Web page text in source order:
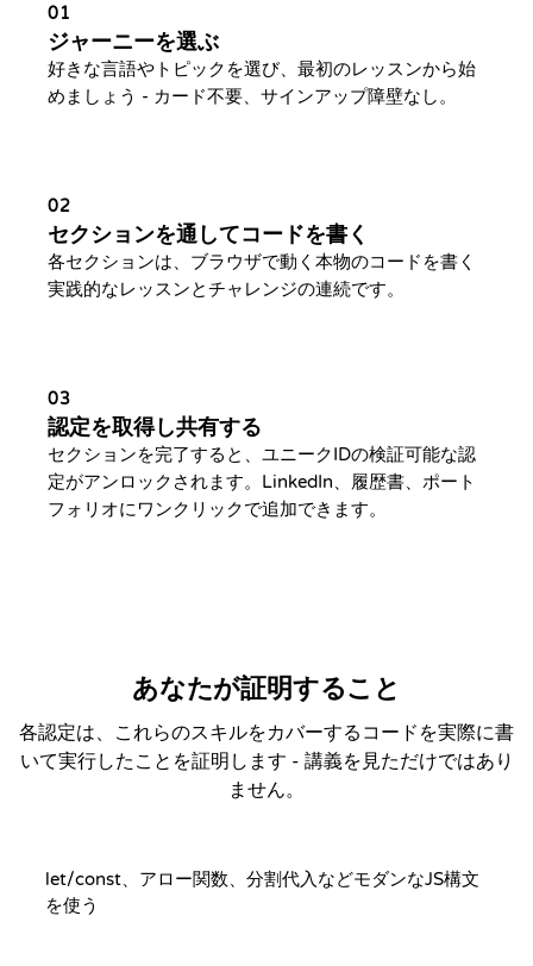
01
ジャーニーを選ぶ
好きな言語やトピックを選び、最初のレッスンから始
めましょう - カード不要、サインアップ障壁なし。
02
セクションを通してコードを書く
各セクションは、ブラウザで動く本物のコードを書く
実践的なレッスンとチャレンジの連続です。
03
認定を取得し共有する
セクションを完了すると、ユニークIDの検証可能な認
定がアンロックされます。LinkedIn、履歴書、ポート
フォリオにワンクリックで追加できます。
あなたが証明すること
各認定は、これらのスキルをカバーするコードを実際に書
いて実行したことを証明します - 講義を見ただけではあり
ません。
let/const、アロー関数、分割代入などモダンなJS構文
を使う